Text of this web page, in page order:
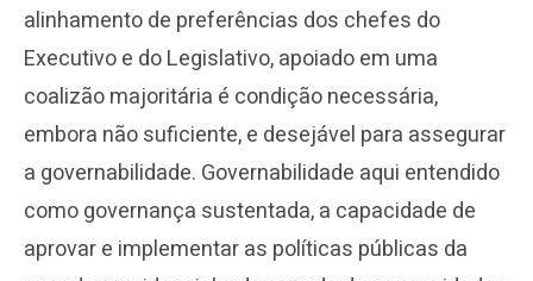
alinhamento de preferências dos chefes do
Executivo e do Legislativo, apoiado em uma
coalizão majoritária é condição necessária,
embora não suficiente, e desejável para assegurar
a governabilidade. Governabilidade aqui entendido
como governança sustentada, a capacidade de
aprovar e implementar as políticas públicas da